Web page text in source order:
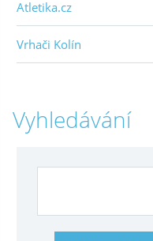
Atletika.cz
Vrhači Kolín
Vyhledávání